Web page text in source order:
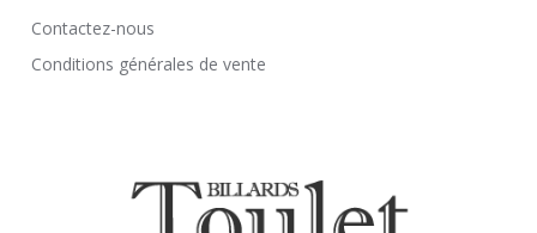
Contactez-nous
Conditions générales de vente